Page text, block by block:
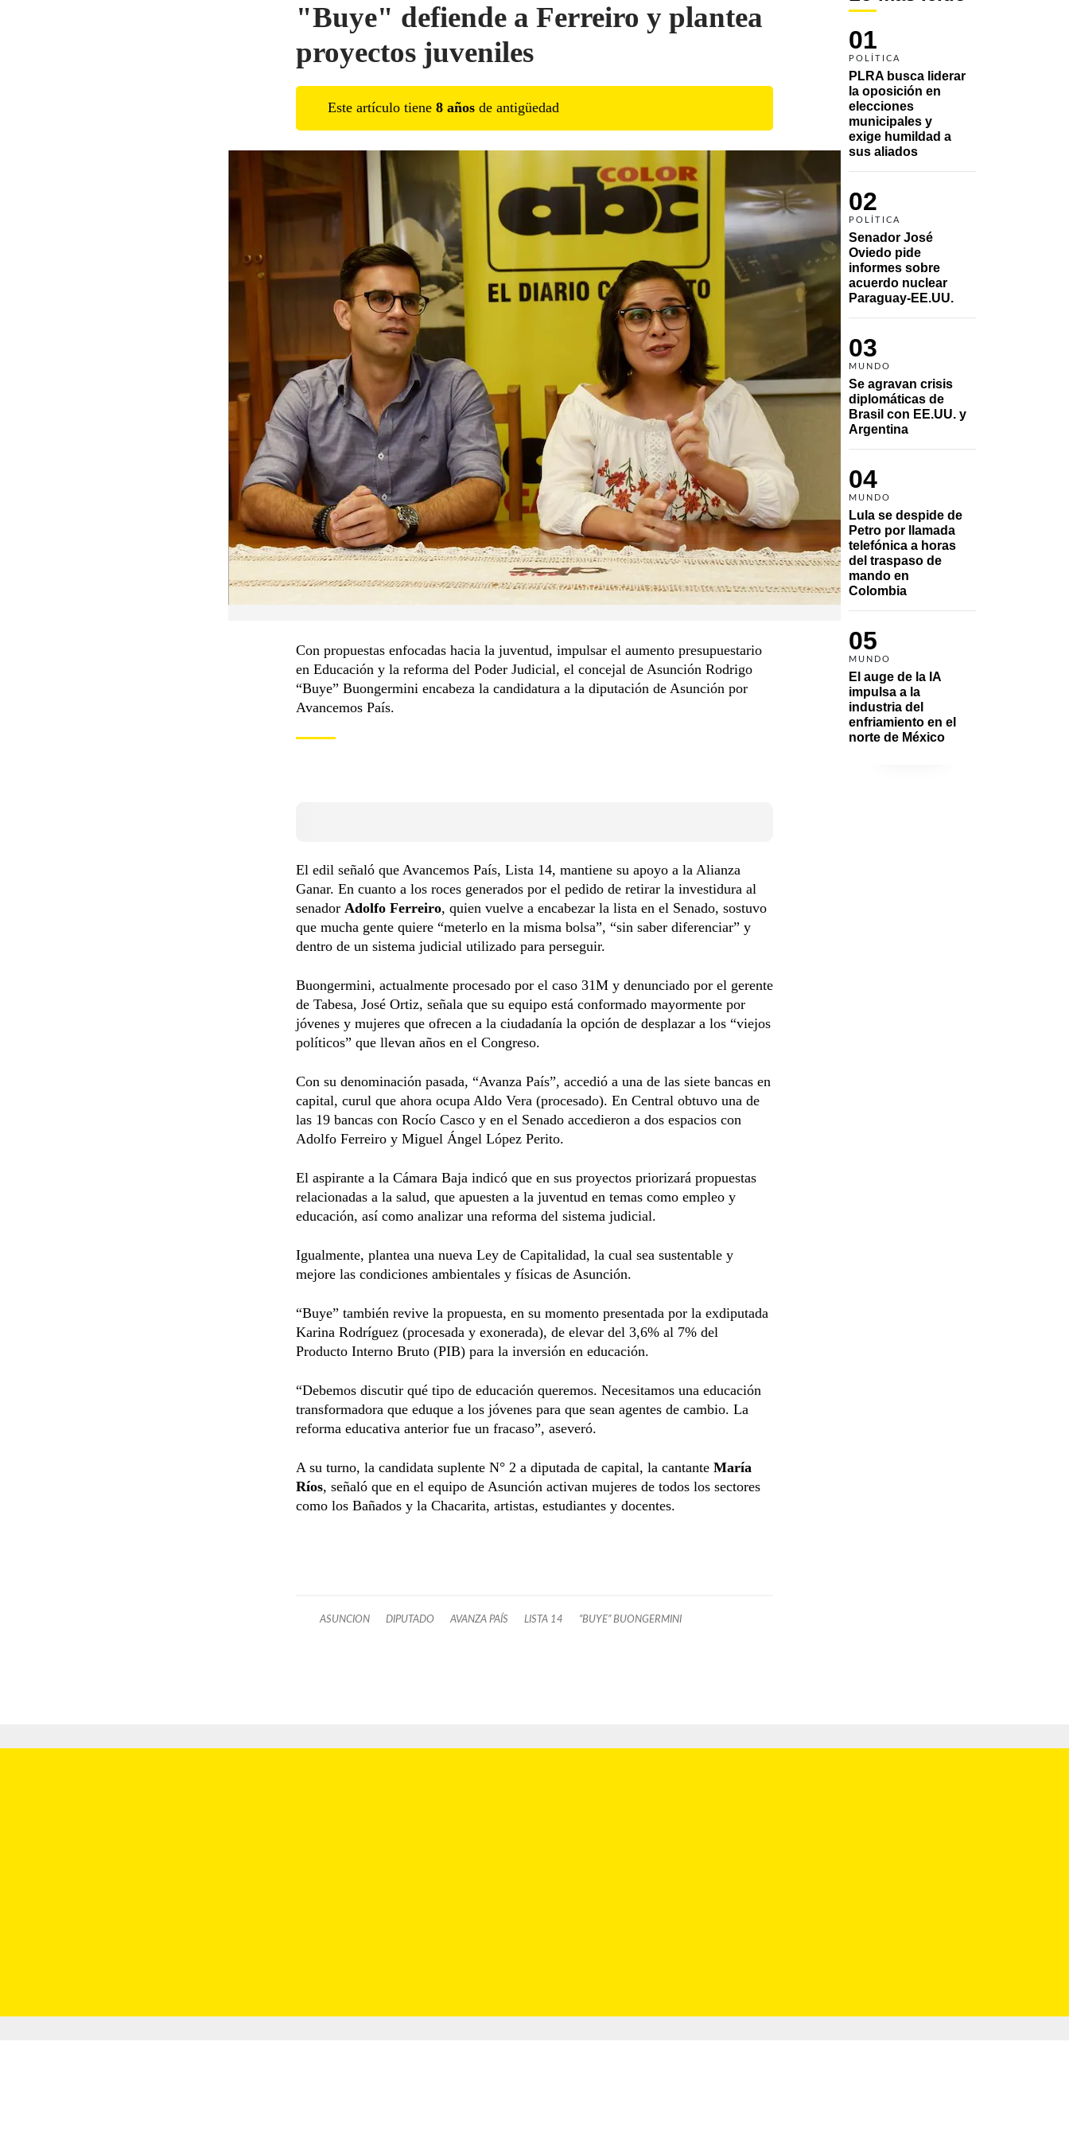
01
POLÍTICA
PLRA busca liderar
la oposición en
elecciones
municipales y
exige humildad a
sus aliados
02
POLÍTICA
Senador José
Oviedo pide
informes sobre
acuerdo nuclear
Paraguay-EE.UU.
03
MUNDO
Se agravan crisis
diplomáticas de
Brasil con EE.UU. y
Argentina
04
MUNDO
Lula se despide de
Petro por llamada
telefónica a horas
del traspaso de
mando en
Colombia
05
MUNDO
El auge de la IA
impulsa a la
industria del
enfriamiento en el
norte de México
"Buye" defiende a Ferreiro y plantea
proyectos juveniles
Este artículo tiene 8 años de antigüedad
Con propuestas enfocadas hacia la juventud, impulsar el aumento presupuestario
en Educación y la reforma del Poder Judicial, el concejal de Asunción Rodrigo
“Buye” Buongermini encabeza la candidatura a la diputación de Asunción por
Avancemos País.
El edil señaló que Avancemos País, Lista 14, mantiene su apoyo a la Alianza
Ganar. En cuanto a los roces generados por el pedido de retirar la investidura al
senador Adolfo Ferreiro, quien vuelve a encabezar la lista en el Senado, sostuvo
que mucha gente quiere “meterlo en la misma bolsa”, “sin saber diferenciar” y
dentro de un sistema judicial utilizado para perseguir.
Buongermini, actualmente procesado por el caso 31M y denunciado por el gerente
de Tabesa, José Ortiz, señala que su equipo está conformado mayormente por
jóvenes y mujeres que ofrecen a la ciudadanía la opción de desplazar a los “viejos
políticos” que llevan años en el Congreso.
Con su denominación pasada, “Avanza País”, accedió a una de las siete bancas en
capital, curul que ahora ocupa Aldo Vera (procesado). En Central obtuvo una de
las 19 bancas con Rocío Casco y en el Senado accedieron a dos espacios con
Adolfo Ferreiro y Miguel Ángel López Perito.
El aspirante a la Cámara Baja indicó que en sus proyectos priorizará propuestas
relacionadas a la salud, que apuesten a la juventud en temas como empleo y
educación, así como analizar una reforma del sistema judicial.
Igualmente, plantea una nueva Ley de Capitalidad, la cual sea sustentable y
mejore las condiciones ambientales y físicas de Asunción.
“Buye” también revive la propuesta, en su momento presentada por la exdiputada
Karina Rodríguez (procesada y exonerada), de elevar del 3,6% al 7% del
Producto Interno Bruto (PIB) para la inversión en educación.
“Debemos discutir qué tipo de educación queremos. Necesitamos una educación
transformadora que eduque a los jóvenes para que sean agentes de cambio. La
reforma educativa anterior fue un fracaso”, aseveró.
A su turno, la candidata suplente N° 2 a diputada de capital, la cantante María
Ríos, señaló que en el equipo de Asunción activan mujeres de todos los sectores
como los Bañados y la Chacarita, artistas, estudiantes y docentes.
ASUNCION DIPUTADO AVANZA PAÍS LISTA 14 “BUYE” BUONGERMINI